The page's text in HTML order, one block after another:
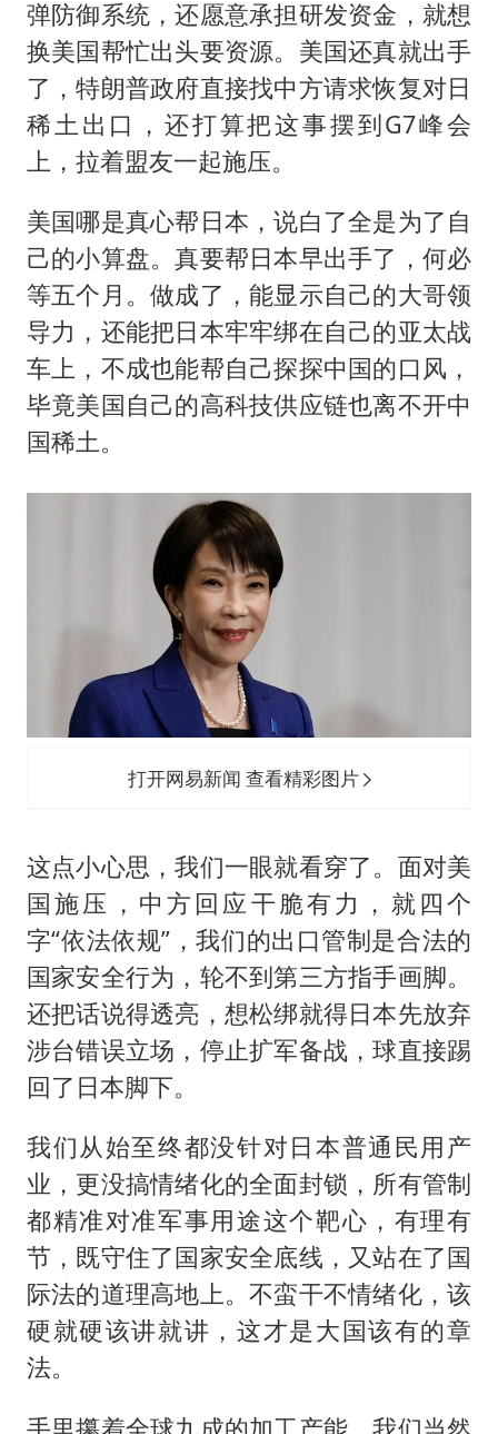
弹防御系统，还愿意承担研发资金，就想
换美国帮忙出头要资源。美国还真就出手
了，特朗普政府直接找中方请求恢复对日
稀土出口，还打算把这事摆到G7峰会
上，拉着盟友一起施压。
美国哪是真心帮日本，说白了全是为了自
己的小算盘。真要帮日本早出手了，何必
等五个月。做成了，能显示自己的大哥领
导力，还能把日本牢牢绑在自己的亚太战
车上，不成也能帮自己探探中国的口风，
毕竟美国自己的高科技供应链也离不开中
国稀土。
打开网易新闻 查看精彩图片
这点小心思，我们一眼就看穿了。面对美
国施压，中方回应干脆有力，就四个
字“依法依规”，我们的出口管制是合法的
国家安全行为，轮不到第三方指手画脚。
还把话说得透亮，想松绑就得日本先放弃
涉台错误立场，停止扩军备战，球直接踢
回了日本脚下。
我们从始至终都没针对日本普通民用产
业，更没搞情绪化的全面封锁，所有管制
都精准对准军事用途这个靶心，有理有
节，既守住了国家安全底线，又站在了国
际法的道理高地上。不蛮干不情绪化，该
硬就硬该讲就讲，这才是大国该有的章
法。